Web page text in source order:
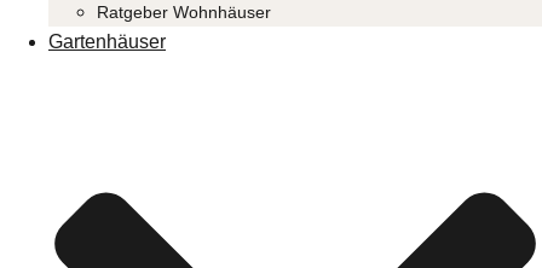
Ratgeber Wohnhäuser
Gartenhäuser